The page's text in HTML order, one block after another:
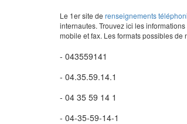
Le 1er site de renseignements
internautes. Trouvez ici les
mobile et fax. Les formats possibles de
- 043559141
- 04.35.59.14.1
- 04 35 59 14 1
- 04-35-59-14-1